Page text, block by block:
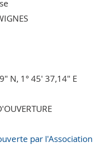
N, 1° 45′ 37,14″ E
par l'Association